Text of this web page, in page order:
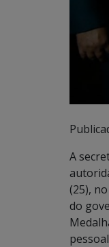
A
(25),
do